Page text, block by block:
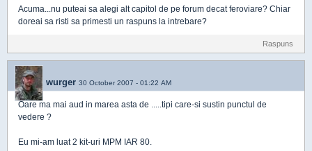
Acuma...nu puteai sa alegi alt capitol de pe forum decat feroviare? Chiar
doreai sa risti sa primesti un raspuns la intrebare?
Raspuns
wurger 30 October 2007 - 01:22 AM
Oare ma mai aud in marea asta de .....tipi care-si sustin punctul de
vedere ?
Eu mi-am luat 2 kit-uri MPM IAR 80.